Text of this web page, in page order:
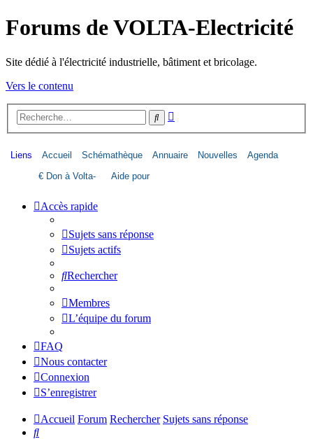
Forums de VOLTA-Electricité
Site dédié à l'électricité industrielle, bâtiment et bricolage.
Vers le contenu
Rechercher
Liens Accueil Schémathèque Annuaire Nouvelles
Agenda
€ Don à Volta-
Aide pour
Accès rapide
Sujets sans réponse
Sujets actifs
Rechercher
Membres
L’équipe du forum
FAQ
Nous contacter
Connexion
S’enregistrer
Accueil Forum Rechercher Sujets sans réponse
Rechercher